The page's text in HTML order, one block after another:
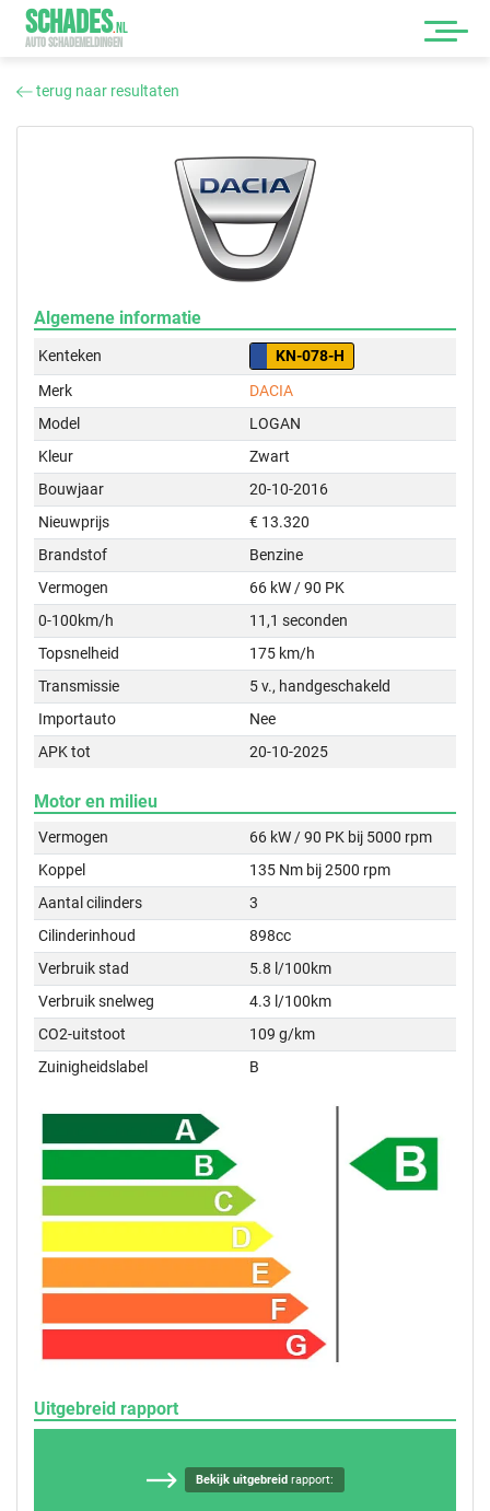
SCHADES.NL
AUTO SCHADEMELDINGEN
terug naar resultaten
Algemene informatie
Kenteken
KN-078-H
Merk
DACIA
Model
LOGAN
Kleur
Zwart
Bouwjaar
20-10-2016
Nieuwprijs
€ 13.320
Brandstof
Benzine
Vermogen
66 kW / 90 PK
0-100km/h
11,1 seconden
Topsnelheid
175 km/h
Transmissie
5 v., handgeschakeld
Importauto
Nee
APK tot
20-10-2025
Motor en milieu
Vermogen
66 kW / 90 PK bij 5000 rpm
Koppel
135 Nm bij 2500 rpm
Aantal cilinders
3
Cilinderinhoud
898cc
Verbruik stad
5.8 l/100km
Verbruik snelweg
4.3 l/100km
CO2-uitstoot
109 g/km
Zuinigheidslabel
B
Uitgebreid rapport
Bekijk uitgebreidrapport: